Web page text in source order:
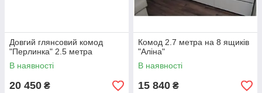
Довгий глянсовий комод
"Перлинка" 2.5 метра
В наявності
20 450 ₴
Комод 2.7 метра на 8 ящиків
"Аліна"
В наявності
15 840 ₴